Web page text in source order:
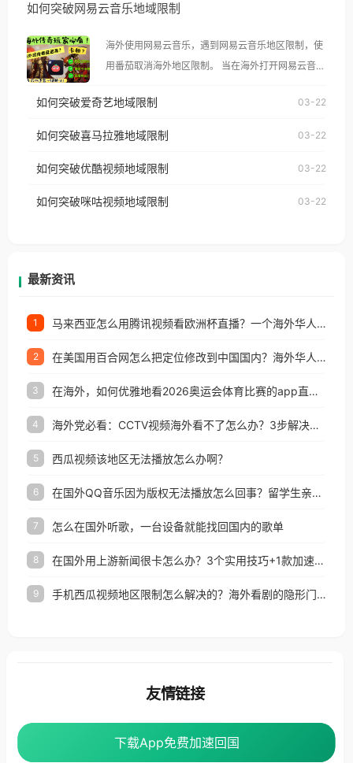
示语。 海外用户如香港、澳门、台湾、美国、加拿
像其他音乐平台一样，出现地区及版权限制问题，且
仅能在中国大陆地区播放。 遇到这个问题的朋友们，
使用番茄回国加速器，即可解决「海外用户收听腾讯
台湾、美国、加拿大、澳大利亚、欧洲等国家和地区
权限制所困扰。
如何突破网易云音乐地域限制
海外使用网易云音乐，遇到网易云音乐地区限制，使
用番茄取消海外地区限制。 当在海外打开网易云音
播放”的提示语。 海外用户如香港、澳门、台湾、美
国、加拿大、澳大利亚、欧洲等国家和地区时，网易
制问题，且仅能在中国大陆地区播放。 遇到这个问题
户收听网易云音乐地区版权限制」的问题，无论人在
如何突破爱奇艺地域限制 03-22
如何突破喜马拉雅地域限制 03-22
如何突破优酷视频地域限制 03-22
如何突破咪咕视频地域限制 03-22
最新资讯
1 马来西亚怎么用腾讯视频看欧洲杯直播？一个海外华人的真实困扰与破解
2 在美国用百合网怎么把定位修改到中国国内？海外华人必备的回国加速指南
3 在海外，如何优雅地看2026奥运会体育比赛的app直播？
4 海外党必看：CCTV视频海外看不了怎么办？3步解决地区限制+追剧自由
5 西瓜视频该地区无法播放怎么办啊？
6 在国外QQ音乐因为版权无法播放怎么回事？留学生亲测有效的解决办法
7 怎么在国外听歌，一台设备就能找回国内的歌单
8 在国外用上游新闻很卡怎么办？3个实用技巧+1款加速器解决海外看国内内容难题
9 手机西瓜视频地区限制怎么解决的？海外看剧的隐形门与钥匙
下载App免费加速回国
下载App免费加速回国
友情链接